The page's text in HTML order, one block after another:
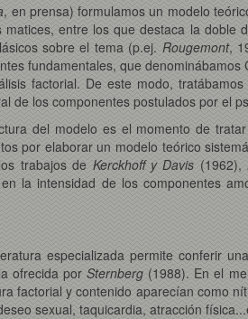
, en prensa) formulamos un modelo
entre los que destaca la doble
sobre el tema (p.ej. Rougemont,
fundamentales, que
factorial. De este modo,
de los componentes postulados por el
del modelo es el momento de
por elaborar un modelo teórico
trabajos de Kerckhoff y Davis (1962),
la intensidad de los componentes
especializada permite conferir una
ofrecida por Sternberg (1988). En el
factorial y contenido aparecían como
sexual, taquicardia, atracción